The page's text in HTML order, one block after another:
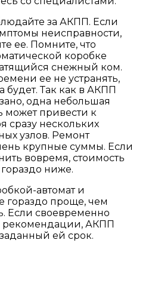
за АКПП. Если
неисправности,
ее. Помните, что
коробке
снежный ком.
ее не устранять,
будет. Так как в АКПП
одна небольшая
может привести к
сразу нескольких
узлов. Ремонт
крупные суммы. Если
вовремя, стоимость
ниже.
автомат и
гораздо проще, чем
Если своевременно
рекомендации, АКПП
ей срок.